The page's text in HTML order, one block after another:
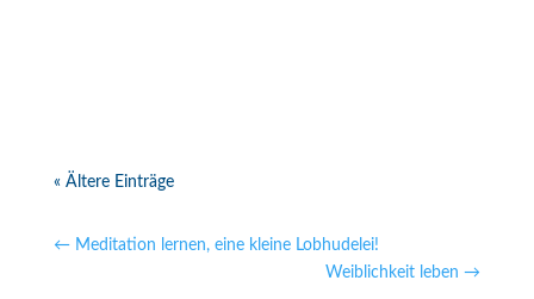
« Ältere Einträge
← Meditation lernen, eine kleine Lobhudelei!
Weiblichkeit leben →